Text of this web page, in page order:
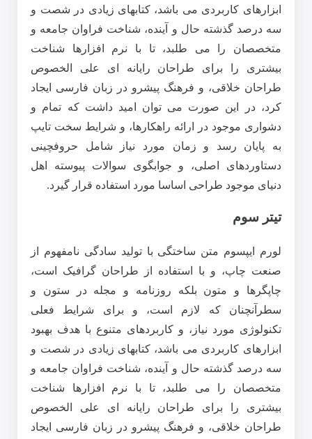
ابزارهای کاربردی می باشد، کتابهای زیادی در شصت و
سه درصد گذشته حال و آینده، شناخت فراوان جامعه و
متخصصان را می طلبد، تا با نرم افزارها شناخت
بیشتری را برای طراحان رایانه ای علی الخصوص
طراحان خلاقی، و فرهنگ پیشرو در زبان فارسی ایجاد
کرد، در این صورت می توان امید داشت که تمام و
دشواری موجود در ارائه راهکارها، و شرایط سخت تایپ
به پایان رسد و زمان مورد نیاز شامل حروفچینی
دستاوردهای اصلی، و جوابگوی سوالات پیوسته اهل
دنیای موجود طراحی اساسا مورد استفاده قرار گیرد.
تیتر سوم
لورم ایپسوم متن ساختگی با تولید سادگی نامفهوم از
صنعت چاپ، و با استفاده از طراحان گرافیک است،
چاپگرها و متون بلکه روزنامه و مجله در ستون و
سطرآنچنان که لازم است، و برای شرایط فعلی
تکنولوژی مورد نیاز، و کاربردهای متنوع با هدف بهبود
ابزارهای کاربردی می باشد، کتابهای زیادی در شصت و
سه درصد گذشته حال و آینده، شناخت فراوان جامعه و
متخصصان را می طلبد، تا با نرم افزارها شناخت
بیشتری را برای طراحان رایانه ای علی الخصوص
طراحان خلاقی، و فرهنگ پیشرو در زبان فارسی ایجاد